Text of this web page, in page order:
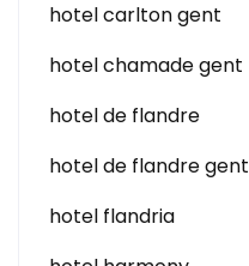
hotel carlton gent
hotel chamade gent
hotel de flandre
hotel de flandre gent
hotel flandria